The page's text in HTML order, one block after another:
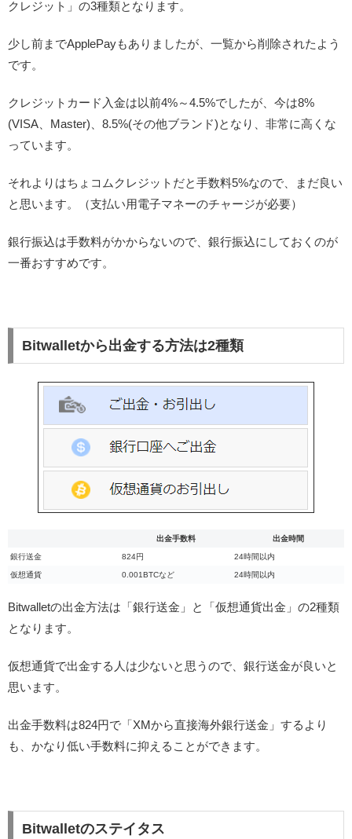
クレジット」の3種類となります。
少し前までApplePayもありましたが、一覧から削除されたよう
です。
クレジットカード入金は以前4%～4.5%でしたが、今は8%
(VISA、Master)、8.5%(その他ブランド)となり、非常に高くな
っています。
それよりはちょコムクレジットだと手数料5%なので、まだ良い
と思います。（支払い用電子マネーのチャージが必要）
銀行振込は手数料がかからないので、銀行振込にしておくのが
一番おすすめです。
Bitwalletから出金する方法は2種類
出金手数料 出金時間
銀行送金 824円 24時間以内
仮想通貨 0.001BTCなど 24時間以内
Bitwalletの出金方法は「銀行送金」と「仮想通貨出金」の2種類
となります。
仮想通貨で出金する人は少ないと思うので、銀行送金が良いと
思います。
出金手数料は824円で「XMから直接海外銀行送金」するより
も、かなり低い手数料に抑えることができます。
Bitwalletのステイタス